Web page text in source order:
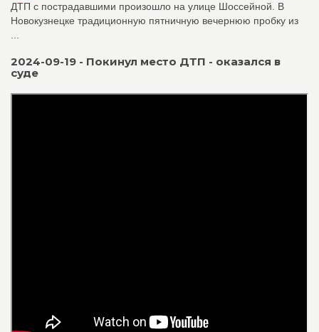
ДТП с пострадавшими произошло на улице Шоссейной. В
Новокузнецке традиционную пятничную вечернюю пробку из
2024-09-19 - Покинул место ДТП - оказался в
суде